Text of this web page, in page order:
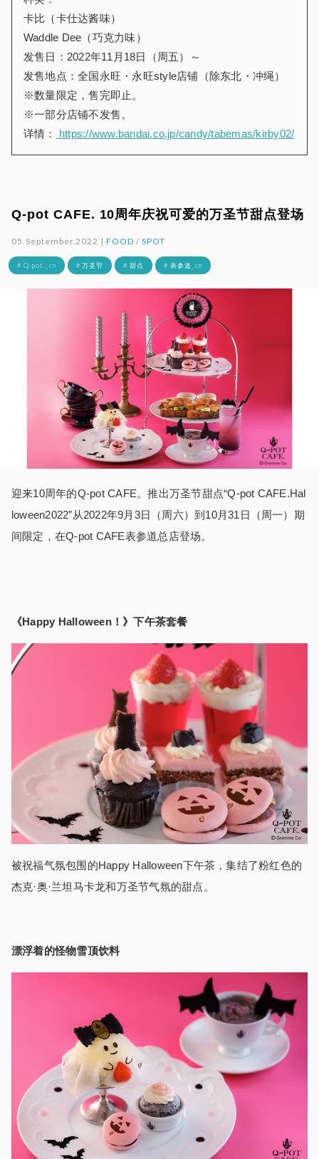
卡比（卡仕达酱味）
Waddle Dee（巧克力味）
发售日：2022年11月18日（周五）～
发售地点：全国永旺 ・ 永旺style店铺（除东北 ・ 冲绳）
※数量限定，售完即止。
※一部分店铺不发售。
详情：
https://www.bandai.co.jp/candy/tabemas/kirby02/
Q-pot CAFE. 10周年庆祝可爱的万圣节甜点登场
05.September.2022 |FOOD / SPOT
# Q-pot._cn # 万圣节 # 甜点 # 表参道_cn
迎来10周年的Q-pot CAFE。推出万圣节甜点“Q-pot CAFE.Hal
loween2022”从2022年9月 3日（周六）到 10月31 日（周一）期
间限定，在Q-pot CAFE表参道总店登场。
《Happy Halloween！》下午茶套餐
被祝福气氛包围的Happy Halloween下午茶，集结了粉红色的
杰克·奥·兰坦马卡龙和万圣节气氛的甜点。
漂浮着的怪物雪顶饮料